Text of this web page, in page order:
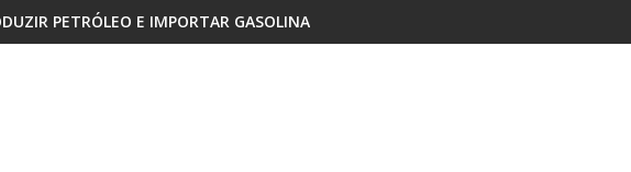
GASOLINA CABINDA, TERRITÓRIO SEM PAZ E A FLEC-FAC LÁ